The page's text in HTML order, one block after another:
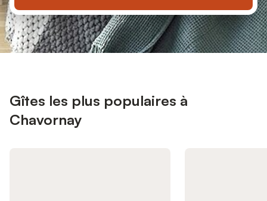
Gîtes les plus populaires à
Chavornay